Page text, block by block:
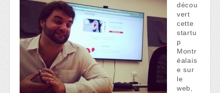
décou
vert
cette
startu
p
Montr
éalais
e sur
le
web,